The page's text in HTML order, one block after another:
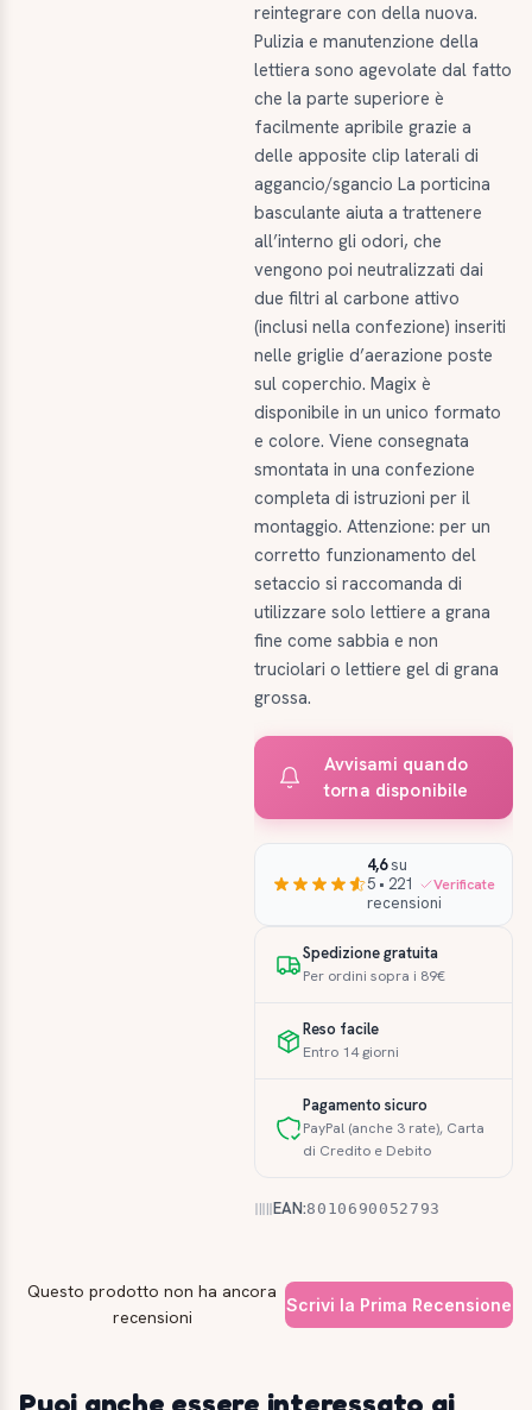
reintegrare con della nuova.
Pulizia e manutenzione della
lettiera sono agevolate dal fatto
che la parte superiore è
facilmente apribile grazie a
delle apposite clip laterali di
aggancio/sgancio La porticina
basculante aiuta a trattenere
all’interno gli odori, che
vengono poi neutralizzati dai
due filtri al carbone attivo
(inclusi nella confezione) inseriti
nelle griglie d’aerazione poste
sul coperchio. Magix è
disponibile in un unico formato
e colore. Viene consegnata
smontata in una confezione
completa di istruzioni per il
montaggio. Attenzione: per un
corretto funzionamento del
setaccio si raccomanda di
utilizzare solo lettiere a grana
fine come sabbia e non
truciolari o lettiere gel di grana
grossa.
Avvisami quando
torna disponibile
4,6su
5 • 221
recensioni
Verificate
Spedizione gratuita
Per ordini sopra i 89€
Reso facile
Entro 14 giorni
Pagamento sicuro
PayPal (anche 3 rate), Carta
di Credito e Debito
EAN:8010690052793
Questo prodotto non ha ancora
recensioni
Scrivi la Prima Recensione